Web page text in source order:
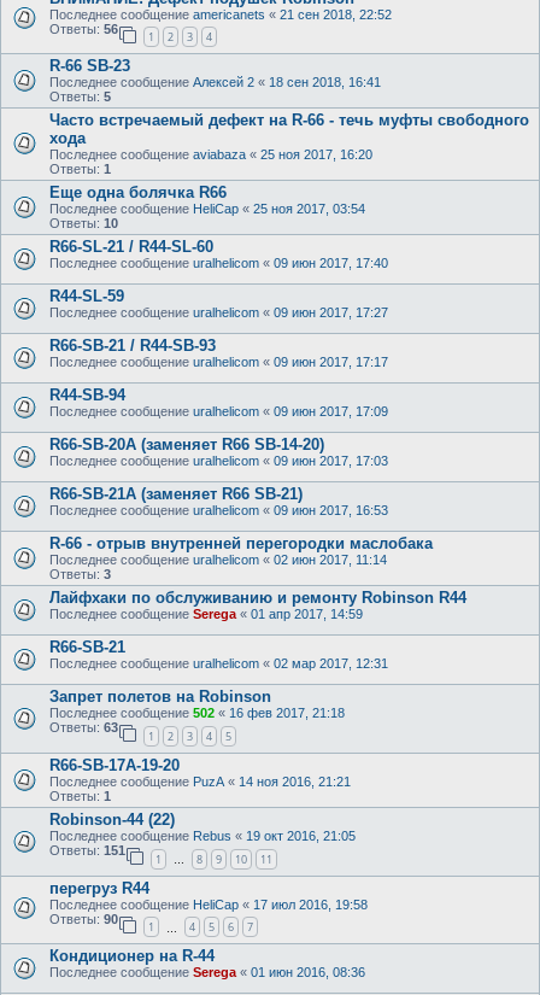
Последнее сообщение americanets « 21 сен 2018, 22:52
Ответы: 56
1 2 3 4
R-66 SB-23
Последнее сообщение Алексей 2 « 18 сен 2018, 16:41
Ответы: 5
Часто встречаемый дефект на R-66 - течь муфты свободного
хода
Последнее сообщение aviabaza « 25 ноя 2017, 16:20
Ответы: 1
Еще одна болячка R66
Последнее сообщение HeliCap « 25 ноя 2017, 03:54
Ответы: 10
R66-SL-21 / R44-SL-60
Последнее сообщение uralhelicom « 09 июн 2017, 17:40
R44-SL-59
Последнее сообщение uralhelicom « 09 июн 2017, 17:27
R66-SB-21 / R44-SB-93
Последнее сообщение uralhelicom « 09 июн 2017, 17:17
R44-SB-94
Последнее сообщение uralhelicom « 09 июн 2017, 17:09
R66-SB-20A (заменяет R66 SB-14-20)
Последнее сообщение uralhelicom « 09 июн 2017, 17:03
R66-SB-21A (заменяет R66 SB-21)
Последнее сообщение uralhelicom « 09 июн 2017, 16:53
R-66 - отрыв внутренней перегородки маслобака
Последнее сообщение uralhelicom « 02 июн 2017, 11:14
Ответы: 3
Лайфхаки по обслуживанию и ремонту Robinson R44
Последнее сообщение Serega « 01 апр 2017, 14:59
R66-SB-21
Последнее сообщение uralhelicom « 02 мар 2017, 12:31
Запрет полетов на Robinson
Последнее сообщение 502 « 16 фев 2017, 21:18
Ответы: 63
1 2 3 4 5
R66-SB-17A-19-20
Последнее сообщение PuzA « 14 ноя 2016, 21:21
Ответы: 1
Robinson-44 (22)
Последнее сообщение Rebus « 19 окт 2016, 21:05
Ответы: 151
1 … 8 9 10 11
перегруз R44
Последнее сообщение HeliCap « 17 июл 2016, 19:58
Ответы: 90
1 4 5 6 7
Кондиционер на R-44
Последнее сообщение Serega « 01 июн 2016, 08:36